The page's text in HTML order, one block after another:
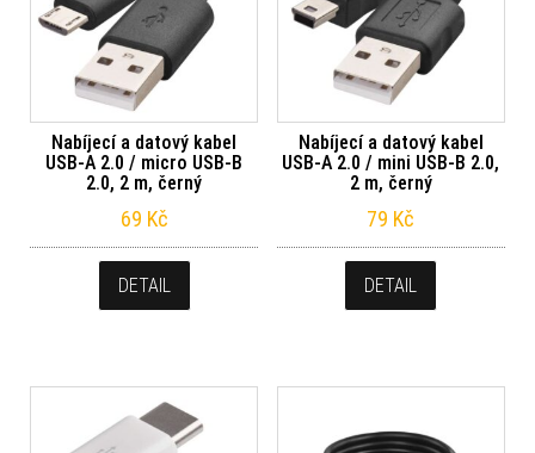
Nabíjecí a datový kabel
USB-A 2.0 / micro USB-B
2.0, 2 m, černý
69 Kč
DETAIL
Nabíjecí a datový kabel
USB-A 2.0 / mini USB-B 2.0,
2 m, černý
79 Kč
DETAIL